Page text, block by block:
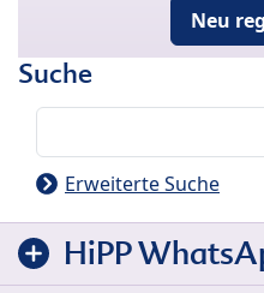
Neu
Suche
Erweiterte Suche
HiPP